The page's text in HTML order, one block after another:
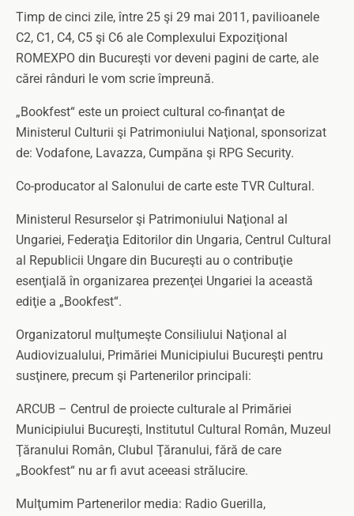
Timp de cinci zile, între 25 şi 29 mai 2011, pavilioanele
C2, C1, C4, C5 şi C6 ale Complexului Expoziţional
ROMEXPO din Bucureşti vor deveni pagini de carte, ale
cărei rânduri le vom scrie împreună.
„Bookfest“ este un proiect cultural co-finanţat de
Ministerul Culturii şi Patrimoniului Naţional, sponsorizat
de: Vodafone, Lavazza, Cumpăna şi RPG Security.
Co-producator al Salonului de carte este TVR Cultural.
Ministerul Resurselor şi Patrimoniului Naţional al
Ungariei, Federaţia Editorilor din Ungaria, Centrul Cultural
al Republicii Ungare din Bucureşti au o contribuţie
esenţială în organizarea prezenţei Ungariei la această
ediţie a „Bookfest“.
Organizatorul mulţumeşte Consiliului Naţional al
Audiovizualului, Primăriei Municipiului Bucureşti pentru
susţinere, precum şi Partenerilor principali:
ARCUB – Centrul de proiecte culturale al Primăriei
Municipiului Bucureşti, Institutul Cultural Român, Muzeul
Ţăranului Român, Clubul Ţăranului, fără de care
„Bookfest“ nu ar fi avut aceeasi strălucire.
Mulţumim Partenerilor media: Radio Guerilla,